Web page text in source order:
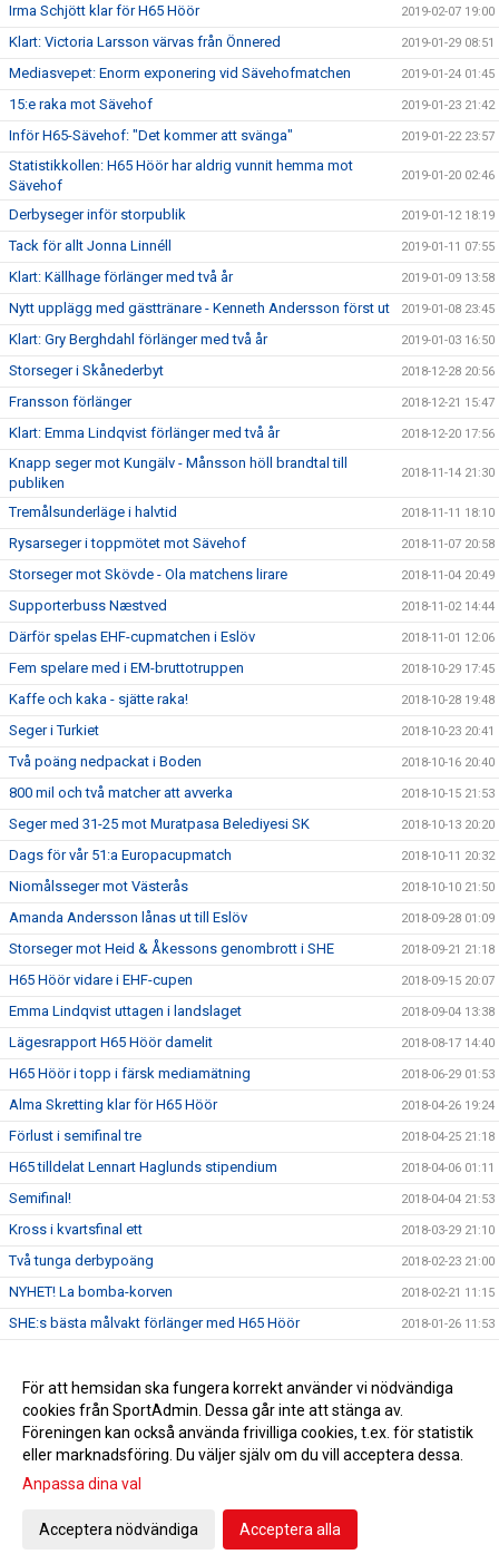
Irma Schjött klar för H65 Höör 2019-02-07 19:00
Klart: Victoria Larsson värvas från Önnered 2019-01-29 08:51
Mediasvepet: Enorm exponering vid Sävehofmatchen 2019-01-24 01:45
15:e raka mot Sävehof 2019-01-23 21:42
Inför H65-Sävehof: "Det kommer att svänga" 2019-01-22 23:57
Statistikkollen: H65 Höör har aldrig vunnit hemma mot
Sävehof
2019-01-20 02:46
Derbyseger inför storpublik 2019-01-12 18:19
Tack för allt Jonna Linnéll 2019-01-11 07:55
Klart: Källhage förlänger med två år 2019-01-09 13:58
Nytt upplägg med gästtränare - Kenneth Andersson först ut 2019-01-08 23:45
Klart: Gry Berghdahl förlänger med två år 2019-01-03 16:50
Storseger i Skånederbyt 2018-12-28 20:56
Fransson förlänger 2018-12-21 15:47
Klart: Emma Lindqvist förlänger med två år 2018-12-20 17:56
Knapp seger mot Kungälv - Månsson höll brandtal till
publiken
2018-11-14 21:30
Tremålsunderläge i halvtid 2018-11-11 18:10
Rysarseger i toppmötet mot Sävehof 2018-11-07 20:58
Storseger mot Skövde - Ola matchens lirare 2018-11-04 20:49
Supporterbuss Næstved 2018-11-02 14:44
Därför spelas EHF-cupmatchen i Eslöv 2018-11-01 12:06
Fem spelare med i EM-bruttotruppen 2018-10-29 17:45
Kaffe och kaka - sjätte raka! 2018-10-28 19:48
Seger i Turkiet 2018-10-23 20:41
Två poäng nedpackat i Boden 2018-10-16 20:40
800 mil och två matcher att avverka 2018-10-15 21:53
Seger med 31-25 mot Muratpasa Belediyesi SK 2018-10-13 20:20
Dags för vår 51:a Europacupmatch 2018-10-11 20:32
Niomålsseger mot Västerås 2018-10-10 21:50
Amanda Andersson lånas ut till Eslöv 2018-09-28 01:09
Storseger mot Heid & Åkessons genombrott i SHE 2018-09-21 21:18
H65 Höör vidare i EHF-cupen 2018-09-15 20:07
Emma Lindqvist uttagen i landslaget 2018-09-04 13:38
Lägesrapport H65 Höör damelit 2018-08-17 14:40
H65 Höör i topp i färsk mediamätning 2018-06-29 01:53
Alma Skretting klar för H65 Höör 2018-04-26 19:24
Förlust i semifinal tre 2018-04-25 21:18
H65 tilldelat Lennart Haglunds stipendium 2018-04-06 01:11
Semifinal! 2018-04-04 21:53
Kross i kvartsfinal ett 2018-03-29 21:10
Två tunga derbypoäng 2018-02-23 21:00
NYHET! La bomba-korven 2018-02-21 11:15
SHE:s bästa målvakt förlänger med H65 Höör 2018-01-26 11:53
Ola Månsson klar för H65 nästa säsong 2018-01-26 11:34
Anna Olsson förlänger med H65 Höör 2018-01-26 11:30
Gå till Webbversion
För att hemsidan ska fungera korrekt använder vi nödvändiga
cookies från SportAdmin. Dessa går inte att stänga av.
Föreningen kan också använda frivilliga cookies, t.ex. för statistik
eller marknadsföring. Du väljer själv om du vill acceptera dessa.
Anpassa dina val
Acceptera nödvändiga Acceptera alla